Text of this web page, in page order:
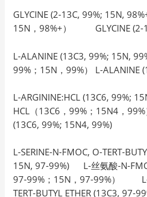
GLYCINE (2-13C, 99%; 15N,
15N，98%+） GLYCINE (2-
L-ALANINE (13C3, 99%; 15N,
99%；15N，99%） L-ALANINE
L-ARGININE:HCL (13C6, 99%;
HCL（13C6，99%；15N4，
(13C6, 99%; 15N4, 99%)
L-SERINE-N-FMOC, O-TERT-
15N, 97-99%) L-丝氨酸-N-
97-99%；15N，97-99%） L-
TERT-BUTYL ETHER (13C3, 97-